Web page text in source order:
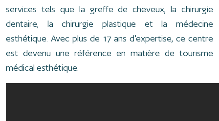
services tels que la greffe de cheveux, la chirurgie
dentaire, la chirurgie plastique et la médecine
esthétique. Avec plus de 17 ans d'expertise, ce centre
est devenu une référence en matière de tourisme
médical esthétique.